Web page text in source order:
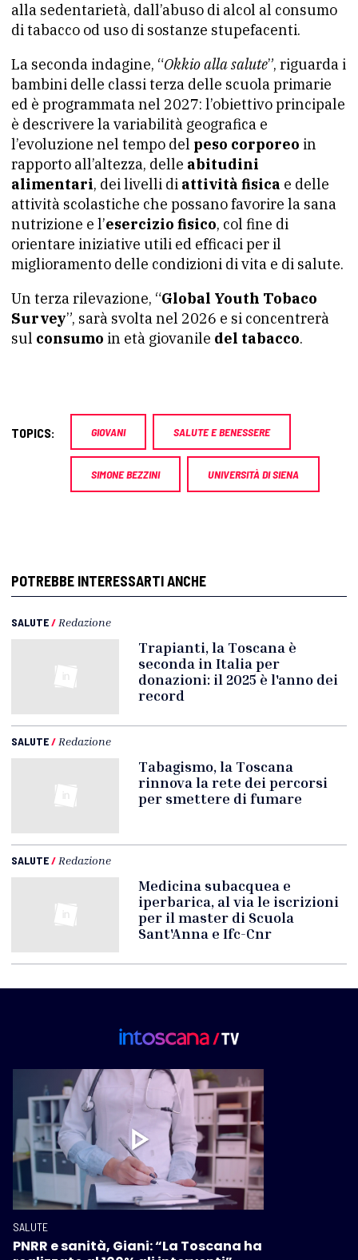
alla sedentarietà, dall’abuso di alcol al consumo
di tabacco od uso di sostanze stupefacenti.
La seconda indagine, “Okkio alla salute”, riguarda i
bambini delle classi terza delle scuola primarie
ed è programmata nel 2027: l’obiettivo principale
è descrivere la variabilità geografica e
l’evoluzione nel tempo del peso corporeo in
rapporto all’altezza, delle abitudini
alimentari, dei livelli di attività fisica e delle
attività scolastiche che possano favorire la sana
nutrizione e l’esercizio fisico, col fine di
orientare iniziative utili ed efficaci per il
miglioramento delle condizioni di vita e di salute.
Un terza rilevazione, “Global Youth Tobaco
Survey”, sarà svolta nel 2026 e si concentrerà
sul consumo in età giovanile del tabacco.
TOPICS: GIOVANI SALUTE E BENESSERE
SIMONE BEZZINI UNIVERSITÀ DI SIENA
POTREBBE INTERESSARTI ANCHE
SALUTE/ Redazione
Trapianti, la Toscana è
seconda in Italia per
donazioni: il 2025 è l'anno dei
record
SALUTE/ Redazione
Tabagismo, la Toscana
rinnova la rete dei percorsi
per smettere di fumare
SALUTE/ Redazione
Medicina subacquea e
iperbarica, al via le iscrizioni
per il master di Scuola
Sant'Anna e Ifc-Cnr
SALUTE
PNRR e sanità, Giani: “La Toscana ha